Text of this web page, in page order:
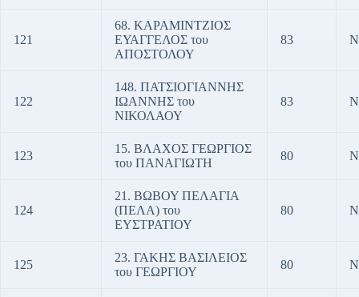
121
68. ΚΑΡΑΜΙΝΤΖΙΟΣ
ΕΥΑΓΓΕΛΟΣ του
ΑΠΟΣΤΟΛΟΥ
83
122
148. ΠΑΤΣΙΟΓΙΑΝΝΗΣ
ΙΩΑΝΝΗΣ του
ΝΙΚΟΛΑΟΥ
83
123
15. ΒΛΑΧΟΣ ΓΕΩΡΓΙΟΣ
του ΠΑΝΑΓΙΩΤΗ
80
124
21. ΒΩΒΟΥ ΠΕΛΑΓΙΑ
(ΠΕΛΑ) του
ΕΥΣΤΡΑΤΙΟΥ
80
125
23. ΓΑΚΗΣ ΒΑΣΙΛΕΙΟΣ
του ΓΕΩΡΓΙΟΥ
80